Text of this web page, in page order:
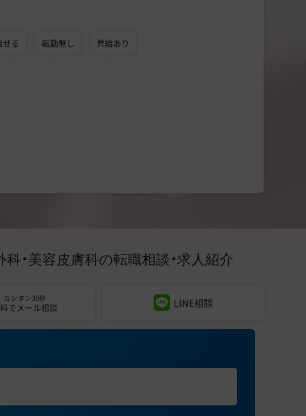
る 転勤無し 昇給あり
科・美容皮膚科の転職相談・求人紹介
カンタン30秒
でメール相談 LINE相談